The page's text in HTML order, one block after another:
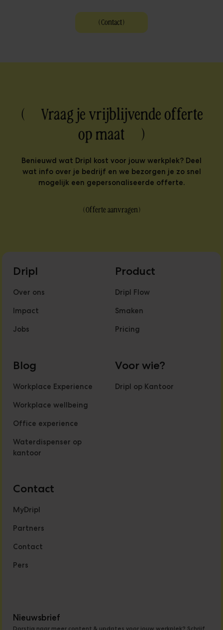
(Contact)
( Vraag je vrijblijvende offerte
op maat )
Benieuwd wat Dripl kost voor jouw werkplek? Deel
wat info over je bedrijf en we bezorgen je zo snel
mogelijk een gepersonaliseerde offerte.
(Offerte aanvragen)
Dripl
Over ons
Impact
Jobs
Product
Dripl Flow
Smaken
Pricing
Blog
Workplace Experience
Workplace wellbeing
Office experience
Waterdispenser op
kantoor
Voor wie?
Dripl op Kantoor
Contact
MyDripl
Partners
Contact
Pers
Nieuwsbrief
Dorstig naar meer content & updates voor jouw werkplek? Schrijf